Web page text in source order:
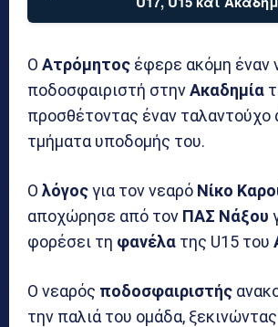
Ο Ατρόμητος έφερε ακόμη έναν
ποδοσφαιριστή στηνΑκαδημία
προσθέτοντας έναν ταλαντούχο
τμήματα υποδομής του.
Ο λόγοςγια τον νεαρό Νίκο
αποχώρησε από τον ΠΑΣ Νάξου
φορέσει τη φανέλα της U15 του
Ο νεαρός ποδοσφαιριστής
την παλιά του ομάδα,